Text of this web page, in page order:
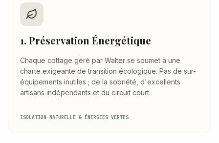
1. Préservation Énergétique
Chaque cottage géré par Walter se soumet à une
charte exigeante de transition écologique. Pas de sur-
équipements inutiles ; de la sobriété, d'excellents
artisans indépendants et du circuit court.
ISOLATION NATURELLE & ÉNERGIES VERTES